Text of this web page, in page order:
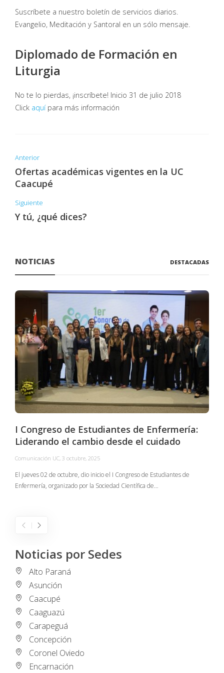
Suscríbete a nuestro boletín de servicios diarios.
Evangelio, Meditación y Santoral en un sólo mensaje.
Diplomado de Formación en
Liturgia
No te lo pierdas, ¡inscríbete! Inicio 31 de julio 2018
Click aquípara más información
Anterior
Ofertas académicas vigentes en la UC
Caacupé
Siguiente
Y tú, ¿qué dices?
NOTICIAS DESTACADAS
I Congreso de Estudiantes de Enfermería:
Liderando el cambio desde el cuidado
Comunicación UC, 3 octubre, 2025
El jueves 02 de octubre, dio inicio el I Congreso de Estudiantes de
Enfermería, organizado por la Sociedad Científica de…
Noticias por Sedes
Alto Paraná
Asunción
Caacupé
Caaguazú
Carapeguá
Concepción
Coronel Oviedo
Encarnación